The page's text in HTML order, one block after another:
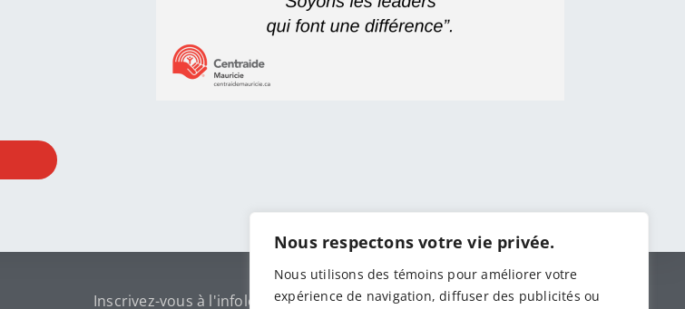
Nous respectons votre vie privée.
Nous utilisons des témoins pour améliorer votre
expérience de navigation, diffuser des publicités ou
Inscrivez-vous à l'infolettre :